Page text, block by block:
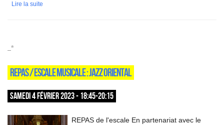
Lire la suite
_*
REPAS / ESCALE MUSICALE : JAZZ ORIENTAL
SAMEDI 4 FÉVRIER 2023 - 18:45-20:15
REPAS de l'escale En partenariat avec le